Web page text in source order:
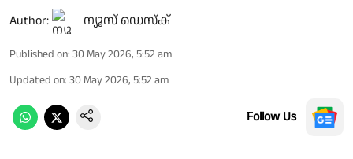
Author: ന്യൂസ് ഡെസ്ക്
Published on: 30 May 2026, 5:52 am
Updated on: 30 May 2026, 5:52 am
Follow Us